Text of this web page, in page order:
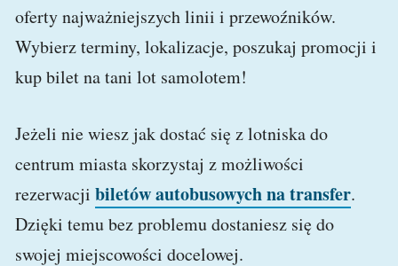
oferty najważniejszych linii i przewoźników.
Wybierz terminy, lokalizacje, poszukaj promocji i
kup bilet na tani lot samolotem!
Jeżeli nie wiesz jak dostać się z lotniska do
centrum miasta skorzystaj z możliwości
rezerwacji biletów autobusowych na transfer.
Dzięki temu bez problemu dostaniesz się do
swojej miejscowości docelowej.